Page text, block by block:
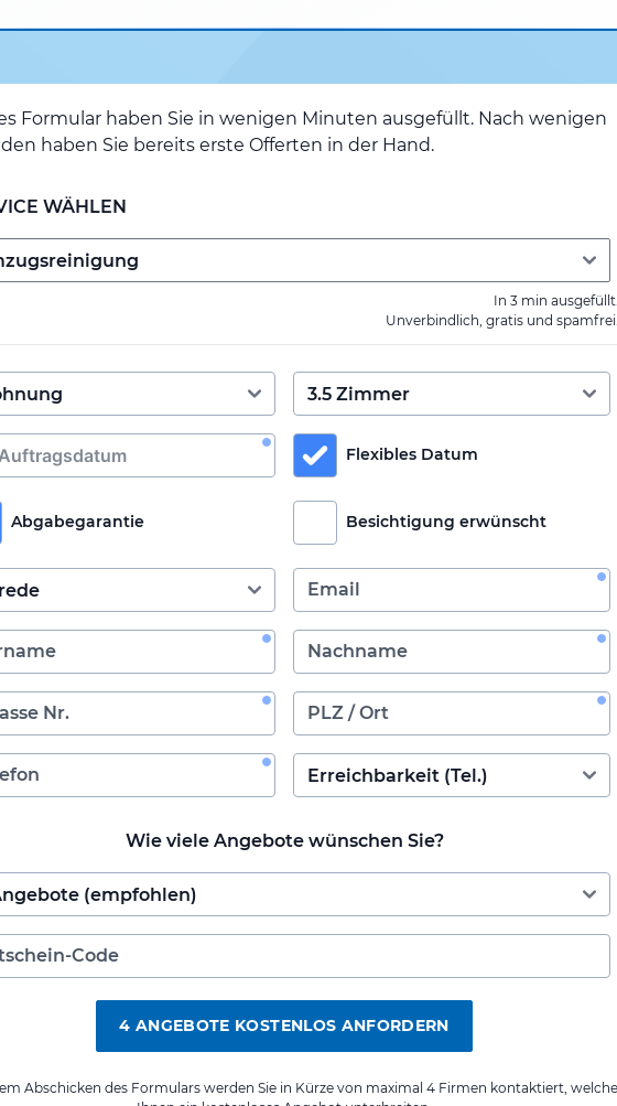
Formular haben Sie in wenigen Minuten ausgefüllt. Nach wenigen
haben Sie bereits erste Offerten in der Hand.
WÄHLEN
In 3 min ausgefüllt.
Unverbindlich, gratis und spamfrei.
Flexibles Datum
Abgabegarantie Besichtigung erwünscht
Wie viele Angebote wünschen Sie?
4 ANGEBOTE KOSTENLOS ANFORDERN
Abschicken des Formulars werden Sie in Kürze von maximal 4 Firmen kontaktiert, welche